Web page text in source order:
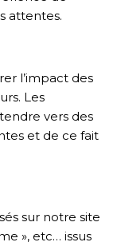
attentes.
l’impact des
Les
vers des
et de ce fait
sur notre site
», etc… issus